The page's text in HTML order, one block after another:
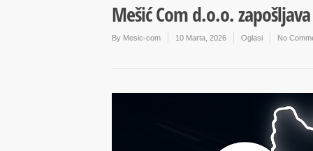
Mešić Com d.o.o.
By Mesic-com 10 Marta, 2026 Oglasi No